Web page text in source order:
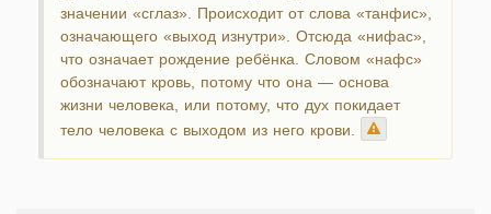
значении «сглаз». Происходит от слова «танфис»,
означающего «выход изнутри». Отсюда «нифас»,
что означает рождение ребёнка. Словом «нафс»
обозначают кровь, потому что она — основа
жизни человека, или потому, что дух покидает
тело человека с выходом из него крови.